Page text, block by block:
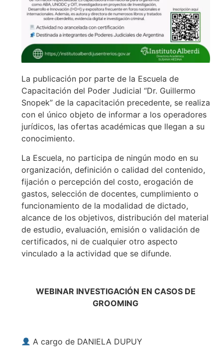
La publicación por parte de la Escuela de
Capacitación del Poder Judicial “Dr. Guillermo
Snopek” de la capacitación precedente, se realiza
con el único objeto de informar a los operadores
jurídicos, las ofertas académicas que llegan a su
conocimiento.
La Escuela, no participa de ningún modo en su
organización, definición o calidad del contenido,
fijación o percepción del costo, erogación de
gastos, selección de docentes, cumplimiento o
funcionamiento de la modalidad de dictado,
alcance de los objetivos, distribución del material
de estudio, evaluación, emisión o validación de
certificados, ni de cualquier otro aspecto
vinculado a la actividad que se difunde.
WEBINAR INVESTIGACIÓN EN CASOS DE
GROOMING
A cargo de DANIELA DUPUY